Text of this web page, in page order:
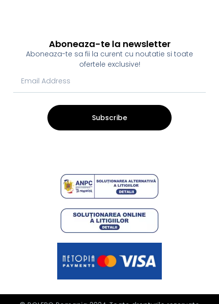
Aboneaza-te la newsletter
Aboneaza-te sa fii la curent cu noutatie si toate
ofertele exclusive!
Subscribe